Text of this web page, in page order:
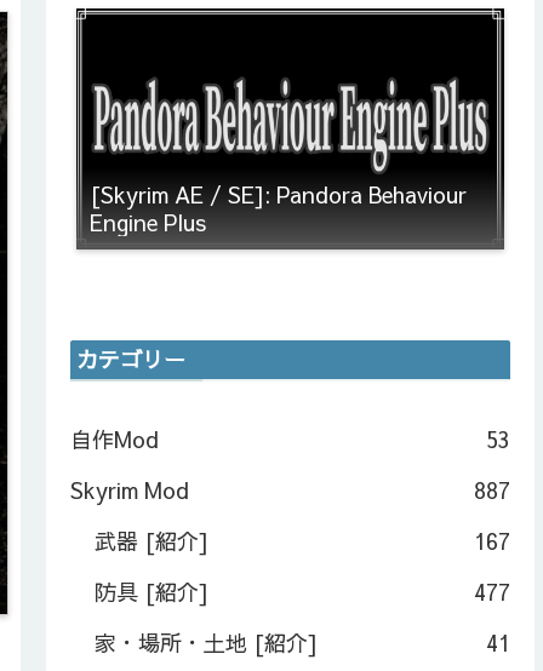
[Skyrim AE / SE]: Pandora Behaviour
Engine Plus
カテゴリー
自作Mod
53
Skyrim Mod
887
武器 [紹介]
167
防具 [紹介]
477
家・場所・土地 [紹介]
41